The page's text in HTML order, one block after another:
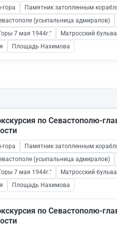
гора
Памятник затопленным
(усыпальница адмиралов)
7 мая 1944г."
Матросский
Площадь Нахимова
по Севастополю-
гора
Памятник затопленным
(усыпальница адмиралов)
7 мая 1944г."
Матросский
Площадь Нахимова
по Севастополю-